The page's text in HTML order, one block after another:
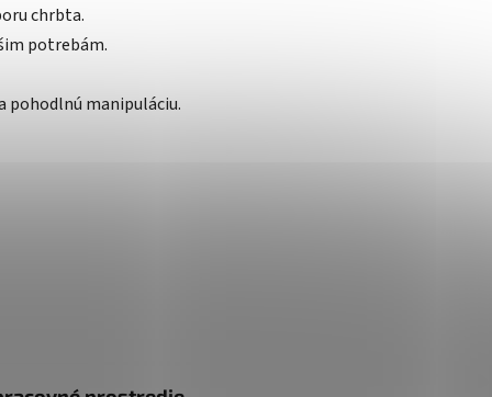
chrbta.
potrebám.
pohodlnú manipuláciu.